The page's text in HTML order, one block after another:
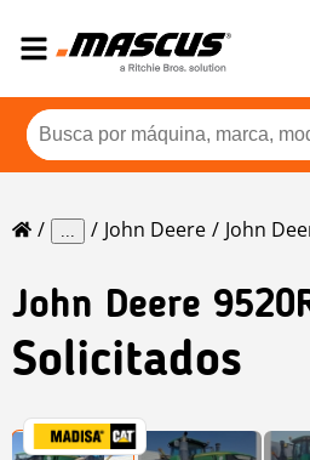
... John Deere John
John Deere
Solicitados